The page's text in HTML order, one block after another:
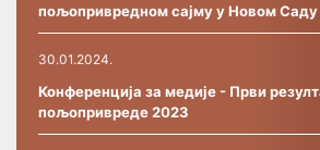
пољопривредном сајму у Новом Саду
30.01.2024.
Конференција за медије - Први
пољопривреде 2023